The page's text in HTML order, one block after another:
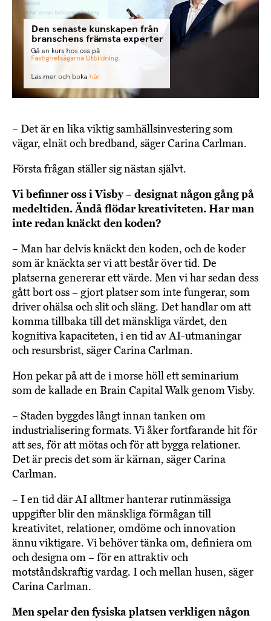
– Det är en lika viktig samhällsinvestering som
vägar, elnät och bredband, säger Carina Carlman.
Första frågan ställer sig nästan självt.
Vi befinner oss i Visby – designat någon gång på
medeltiden. Ändå flödar kreativiteten. Har man
inte redan knäckt den koden?
– Man har delvis knäckt den koden, och de koder
som är knäckta ser vi att består över tid. De
platserna genererar ett värde. Men vi har sedan dess
gått bort oss – gjort platser som inte fungerar, som
driver ohälsa och slit och släng. Det handlar om att
komma tillbaka till det mänskliga värdet, den
kognitiva kapaciteten, i en tid av AI-utmaningar
och resursbrist, säger Carina Carlman.
Hon pekar på att de i morse höll ett seminarium
som de kallade en Brain Capital Walk genom Visby.
– Staden byggdes långt innan tanken om
industrialisering formats. Vi åker fortfarande hit för
att ses, för att mötas och för att bygga relationer.
Det är precis det som är kärnan, säger Carina
Carlman.
– I en tid där AI alltmer hanterar rutinmässiga
uppgifter blir den mänskliga förmågan till
kreativitet, relationer, omdöme och innovation
ännu viktigare. Vi behöver tänka om, definiera om
och designa om – för en attraktiv och
motståndskraftig vardag. I och mellan husen, säger
Carina Carlman.
Men spelar den fysiska platsen verkligen någon